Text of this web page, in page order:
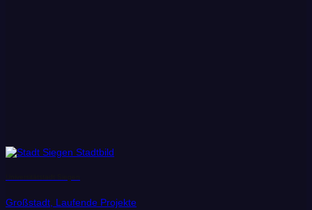
Großstadt, Laufende Projekte